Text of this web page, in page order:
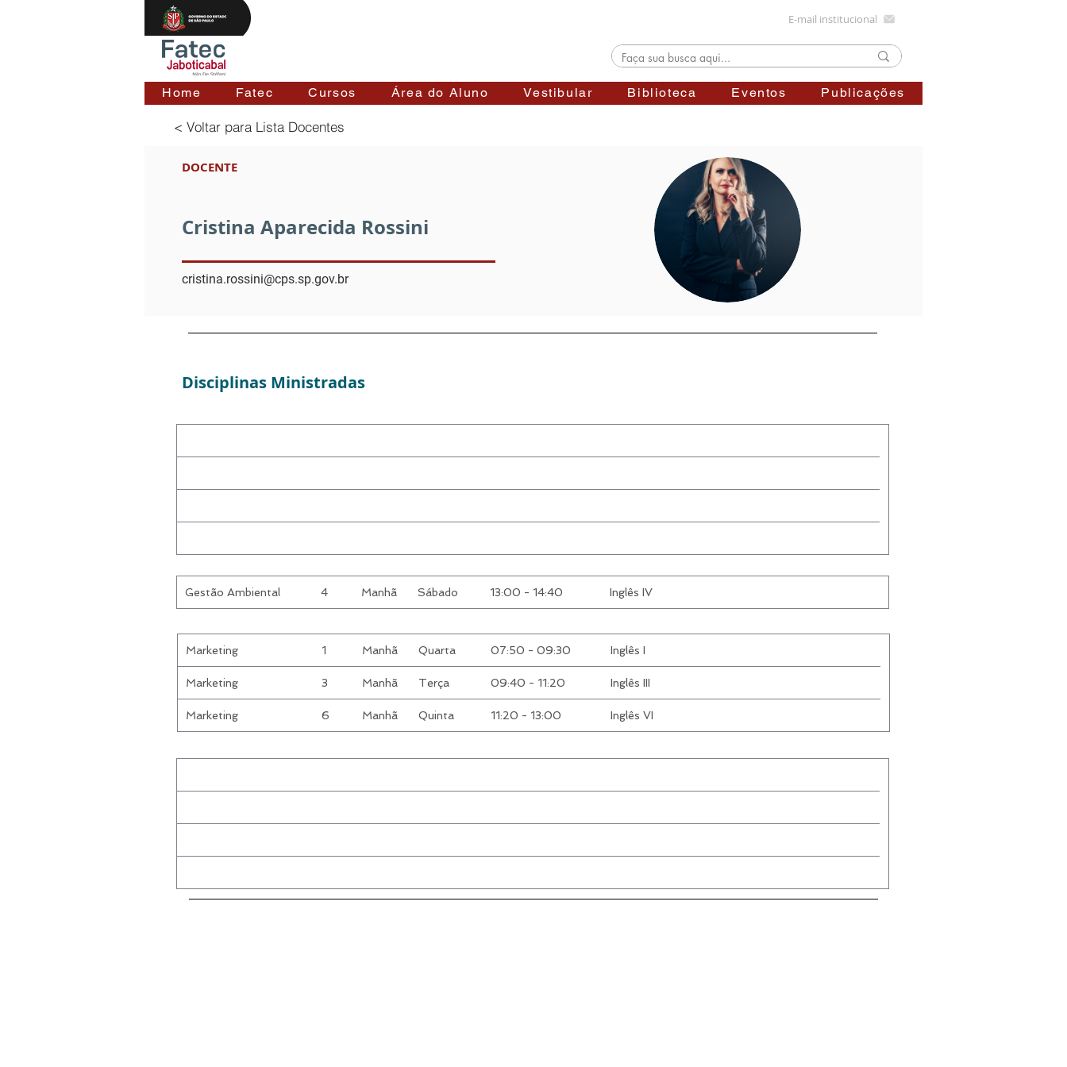
E-mail institucional
Home Fatec Cursos Área do Aluno Vestibular Biblioteca Eventos Publicações
< Voltar para Lista Docentes
DOCENTE
Cristina Aparecida Rossini
cristina.rossini@cps.sp.gov.br
Disciplinas Ministradas
Gestão Ambiental 4 Manhã Sábado 13:00 - 14:40 Inglês IV
Marketing 1 Manhã Quarta 07:50 - 09:30 Inglês I
Marketing 3 Manhã Terça 09:40 - 11:20 Inglês III
Marketing 6 Manhã Quinta 11:20 - 13:00 Inglês VI